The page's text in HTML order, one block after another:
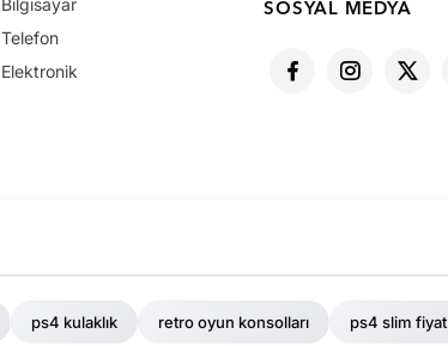
Bilgisayar
Telefon
Elektronik
SOSYAL MEDYA
ps4 kulaklık retro oyun konsolları ps4 slim fiyat